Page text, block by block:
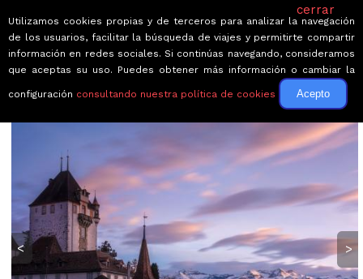
← Volver a Circuitos por Suiza
< >
cerrar
Utilizamos cookies propias y de terceros para analizar la navegación
de los usuarios, facilitar la búsqueda de viajes y permitirte compartir
información en redes sociales. Si continúas navegando, consideramos
que aceptas su uso. Puedes obtener más información o cambiar la
configuración consultando nuestra política de cookies Acepto